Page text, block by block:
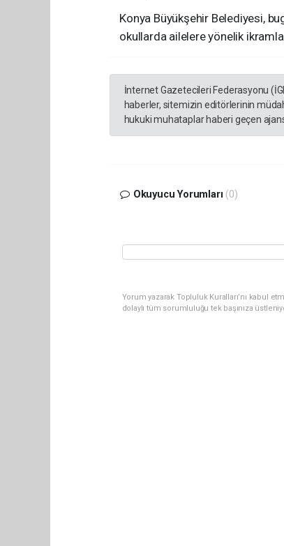
Konya Büyükşehir Belediyesi,
okullarda ailelere yönelik
İnternet Gazetecileri Federasyonu
haberler, sitemizin editörlerinin
hukuki muhataplar haberi geçen
Okuyucu Yorumları (0)
Yorum yazarak Topluluk Kuralları’nı kabul
dolaylı tüm sorumluluğu tek başınıza